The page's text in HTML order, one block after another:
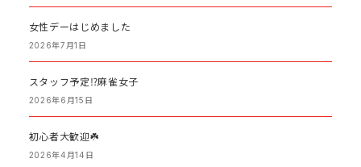
女性デーはじめました
2026年7月1日
スタッフ予定⁉️麻雀女子
2026年6月15日
初心者大歓迎☘️
2026年4月14日